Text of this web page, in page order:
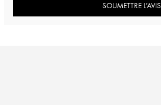
SOUMETTRE L’AVIS